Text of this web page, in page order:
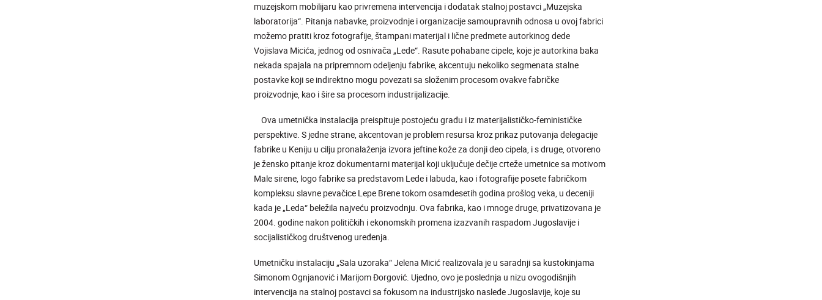
muzejskom mobilijaru kao privremena intervencija i dodatak stalnoj postavci „Muzejska
laboratorija“. Pitanja nabavke, proizvodnje i organizacije samoupravnih odnosa u ovoj fabrici
možemo pratiti kroz fotografije, štampani materijal i lične predmete autorkinog dede
Vojislava Micića, jednog od osnivača „Lede“. Rasute pohabane cipele, koje je autorkina baka
nekada spajala na pripremnom odeljenju fabrike, akcentuju nekoliko segmenata stalne
postavke koji se indirektno mogu povezati sa složenim procesom ovakve fabričke
proizvodnje, kao i šire sa procesom industrijalizacije.
Ova umetnička instalacija preispituje postojeću građu i iz materijalističko-feminističke
perspektive. S jedne strane, akcentovan je problem resursa kroz prikaz putovanja delegacije
fabrike u Keniju u cilju pronalaženja izvora jeftine kože za donji deo cipela, i s druge, otvoreno
je žensko pitanje kroz dokumentarni materijal koji uključuje dečije crteže umetnice sa motivom
Male sirene, logo fabrike sa predstavom Lede i labuda, kao i fotografije posete fabričkom
kompleksu slavne pevačice Lepe Brene tokom osamdesetih godina prošlog veka, u deceniji
kada je „Leda“ beležila najveću proizvodnju. Ova fabrika, kao i mnoge druge, privatizovana je
2004. godine nakon političkih i ekonomskih promena izazvanih raspadom Jugoslavije i
socijalističkog društvenog uređenja.
Umetničku instalaciju „Sala uzoraka“Jelena Micić realizovala je u saradnji sa kustokinjama
Simonom Ognjanović i Marijom Đorgović. Ujedno, ovo je poslednja u nizu ovogodišnjih
intervencija na stalnoj postavci sa fokusom na industrijsko nasleđe Jugoslavije, koje su